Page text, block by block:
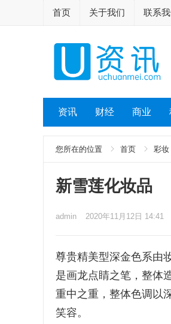
首页 关于我们 联系
资讯 财经 商业
您所在的位置 首页 彩妆
新雪莲化妆品
admin 2020年11月12日 14:41
尊贵精美型深金色系由
是画龙点睛之笔，整体
重中之重，整体色调以
笑容。